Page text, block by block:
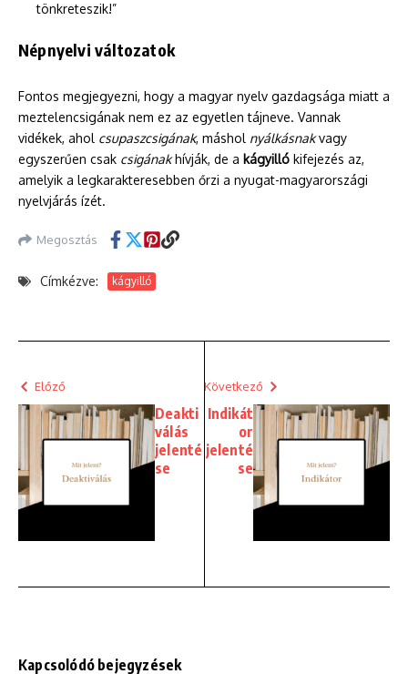
tönkreteszik!”
Népnyelvi változatok
Fontos megjegyezni, hogy a magyar nyelv gazdagsága miatt a
meztelencsigának nem ez az egyetlen tájneve. Vannak
vidékek, ahol csupaszcsigának, máshol nyálkásnakvagy
egyszerűen csak csigánakhívják, de a kágyilló kifejezés az,
amelyik a legkarakteresebben őrzi a nyugat-magyarországi
nyelvjárás ízét.
Megosztás
Címkézve: kágyilló
Előző
Deakti
válás
jelenté
se
Következő
Indikát
or
jelenté
se
Kapcsolódó bejegyzések